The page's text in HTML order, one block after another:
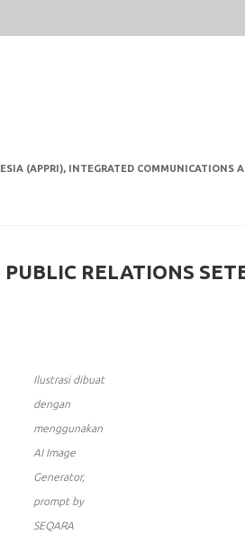
(APPRI), INTEGRATED COMMUNICATIONS
RELATIONS
Ilustrasi dibuat
dengan
menggunakan
AI Image
Generator,
prompt by
SEQARA